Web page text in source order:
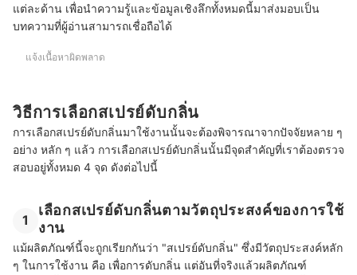
แต่ละด้าน เพื่อนำความรู้และข้อมูลเชิงลึกทั้งหมดนี้มาส่งมอบเป็น
บทความที่ผู้อ่านสามารถเชื่อถือได้
แจ้งเนื้อหาผิดพลาด
วิธีการเลือกสเปรย์ดับกลิ่น
การเลือกสเปรย์ดับกลิ่นมาใช้งานนั้นจะต้องพิจารณาจากปัจจัยหลาย ๆ
อย่าง หลัก ๆ แล้ว การเลือกสเปรย์ดับกลิ่นนั้นมีจุดสำคัญที่เราต้องตรวจ
สอบอยู่ทั้งหมด 4 จุด ดังต่อไปนี้
1
เลือกสเปรย์ดับกลิ่นตามวัตถุประสงค์ของการใช้
งาน
แม้ผลิตภัณฑ์นี้จะถูกเรียกกันว่า "สเปรย์ดับกลิ่น" ซึ่งมีวัตถุประสงค์หลัก
ๆ ในการใช้งาน คือ เพื่อการดับกลิ่น แต่อันที่จริงแล้วผลิตภัณฑ์